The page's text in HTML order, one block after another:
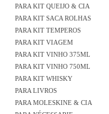
PARA KIT QUEIJO & CIA
PARA KIT SACA ROLHAS
PARA KIT TEMPEROS
PARA KIT VIAGEM
PARA KIT VINHO 375ML
PARA KIT VINHO 750ML
PARA KIT WHISKY
PARA LIVROS
PARA MOLESKINE & CIA